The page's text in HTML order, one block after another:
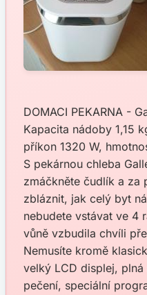
DOMACI PEKARNA -
Kapacita nádoby 1,15
příkon 1320 W,
S pekárnou chleba
zmáčkněte čudlík a za
zbláznit, jak celý byt
nebudete vstávat ve 4
vůně vzbudila chvíli
Nemusíte kromě
velký LCD displej,
pečení, speciální